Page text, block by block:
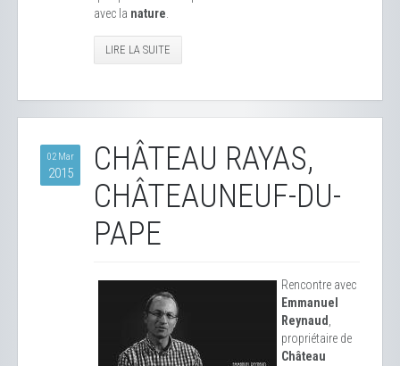
avec la nature
LIRE LA SUITE
02 Mar
2015
CHÂTEAU RAYAS,
CHÂTEAUNEUF-DU-
PAPE
Rencontre avec
Emmanuel
Reynaud
propriétaire de
Château